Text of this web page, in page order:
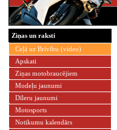
Ziņas un raksti
Ceļā uz Brīvību (video)
Apskati
Ziņas motobraucējiem
Modeļu jaunumi
Dīleru jaunumi
Motosports
Notikumu kalendārs